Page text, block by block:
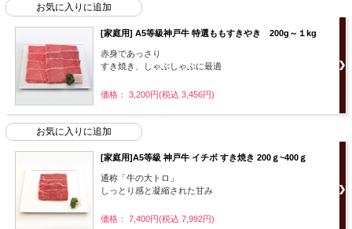
[家庭用] A5等級神戸牛 特選ももすきやき 200g～１kg
赤身であっさり
すき焼き、しゃぶしゃぶに最適
価格： 3,200円(税込 3,456円)
[家庭用]A5等級 神戸牛 イチボ すき焼き 200ｇ~400ｇ
通称「牛の大トロ」
しっとり感と凝縮された甘み
価格： 7,400円(税込 7,992円)